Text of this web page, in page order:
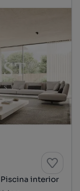
Piscina interior